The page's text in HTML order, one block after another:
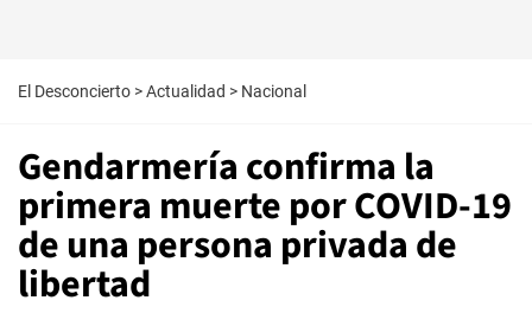
El Desconcierto >Actualidad > Nacional
Gendarmería confirma la
primera muerte por COVID-19
de una persona privada de
libertad